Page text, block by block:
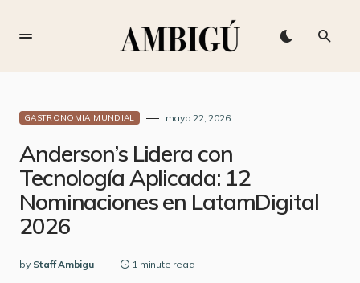
GASTRONOMIA MUNDIAL mayo 22, 2026
Anderson’s Lidera con
Tecnología Aplicada: 12
Nominaciones en LatamDigital
2026
by Staff Ambigu 1 minute read